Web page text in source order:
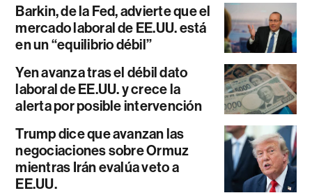
Barkin, de la Fed, advierte que el
mercado laboral de EE.UU. está
en un “equilibrio débil”
Yen avanza tras el débil dato
laboral de EE.UU. y crece la
alerta por posible intervención
Trump dice que avanzan las
negociaciones sobre Ormuz
mientras Irán evalúa veto a
EE.UU.